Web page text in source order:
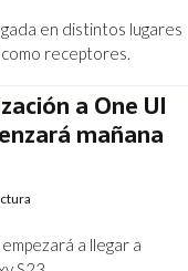
en distintos lugares
como receptores.
a One UI
mañana
a llegar a